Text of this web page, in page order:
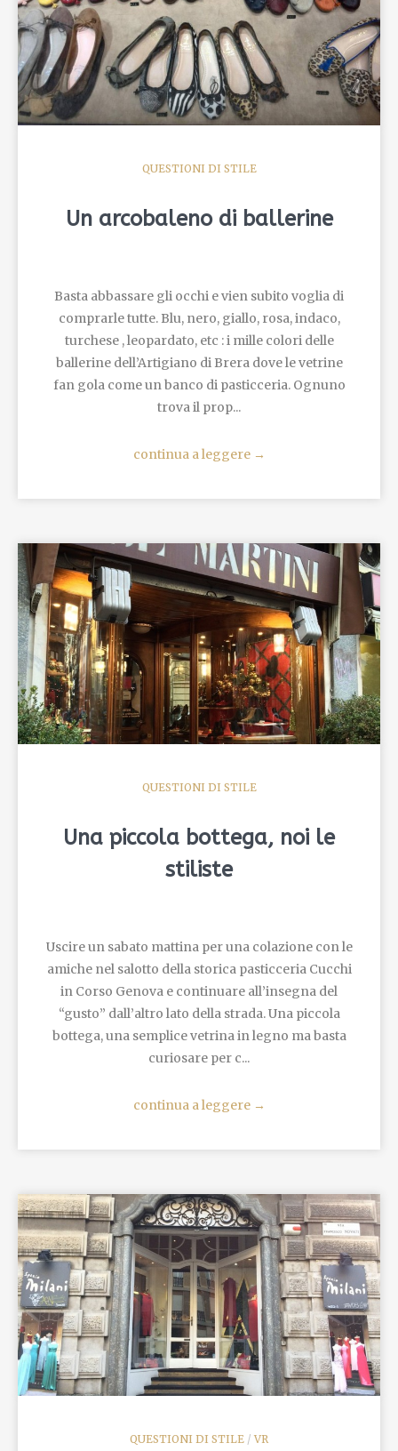
QUESTIONI DI STILE
Un arcobaleno di ballerine
Basta abbassare gli occhi e vien subito voglia di
comprarle tutte. Blu, nero, giallo, rosa, indaco,
turchese , leopardato, etc : i mille colori delle
ballerine dell’Artigiano di Brera dove le vetrine
fan gola come un banco di pasticceria. Ognuno
trova il prop...
continua a leggere →
QUESTIONI DI STILE
Una piccola bottega, noi le
stiliste
Uscire un sabato mattina per una colazione con le
amiche nel salotto della storica pasticceria Cucchi
in Corso Genova e continuare all’insegna del
“gusto” dall’altro lato della strada. Una piccola
bottega, una semplice vetrina in legno ma basta
curiosare per c...
continua a leggere →
QUESTIONI DI STILE / VR